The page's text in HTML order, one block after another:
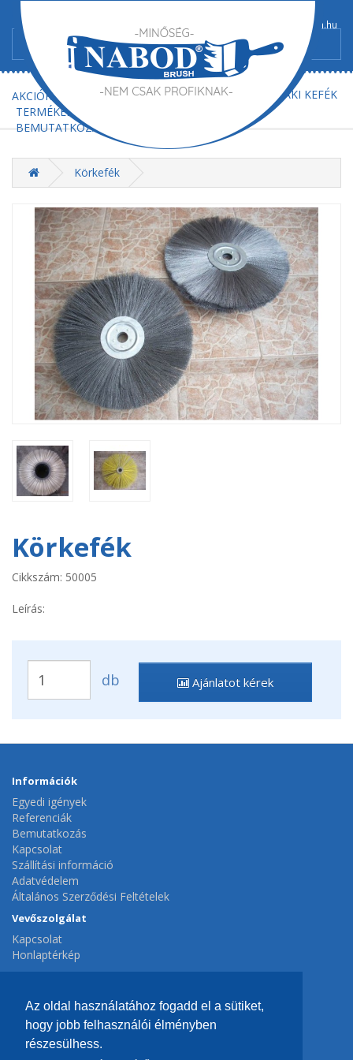
Az oldal használatához fogadd el a sütiket,
hogy jobb felhasználói élményben
részesülhess.
+36/52-367-602 info@nabod-brush.hu
FŐOLDAL AJÁNLATKÉRÉS MŰSZAKI KEFÉK
AKCIÓK
TERMÉKEK
BEMUTATKOZÁS
Körkefék
Körkefék
Cikkszám: 50005
Leírás:
db Ajánlatot kérek
Információk
Egyedi igények
Referenciák
Bemutatkozás
Kapcsolat
Szállítási információ
Adatvédelem
Általános Szerződési Feltételek
Vevőszolgálat
Kapcsolat
Honlaptérkép
Extrák
Gyártók
Ajánlatok
Fiók